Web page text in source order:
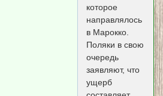
которое
направлялось
в Марокко.
Поляки в свою
очередь
заявляют, что
ущерб